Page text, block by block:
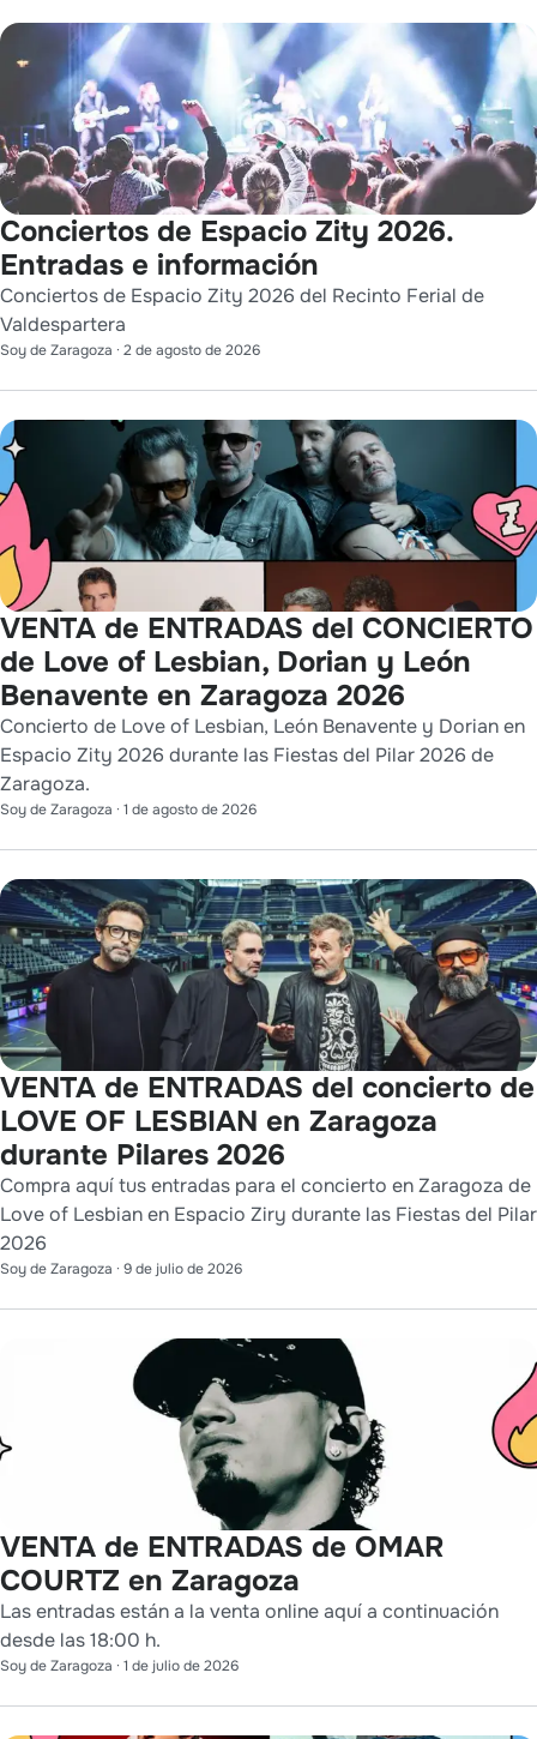
Conciertos de Espacio Zity 2026.
Entradas e información
Conciertos de Espacio Zity 2026 del Recinto Ferial de
Valdespartera
Soy de Zaragoza · 2 de agosto de 2026
VENTA de ENTRADAS del CONCIERTO
de Love of Lesbian, Dorian y León
Benavente en Zaragoza 2026
Concierto de Love of Lesbian, León Benavente y Dorian en
Espacio Zity 2026 durante las Fiestas del Pilar 2026 de
Zaragoza.
Soy de Zaragoza · 1 de agosto de 2026
VENTA de ENTRADAS del concierto de
LOVE OF LESBIAN en Zaragoza
durante Pilares 2026
Compra aquí tus entradas para el concierto en Zaragoza de
Love of Lesbian en Espacio Ziry durante las Fiestas del Pilar
2026
Soy de Zaragoza · 9 de julio de 2026
VENTA de ENTRADAS de OMAR
COURTZ en Zaragoza
Las entradas están a la venta online aquí a continuación
desde las 18:00 h.
Soy de Zaragoza · 1 de julio de 2026